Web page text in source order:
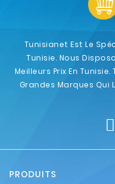
Tunisianet Est Le
Tunisie. Nous
Meilleurs Prix En
Grandes Marques Qui
PRODUITS